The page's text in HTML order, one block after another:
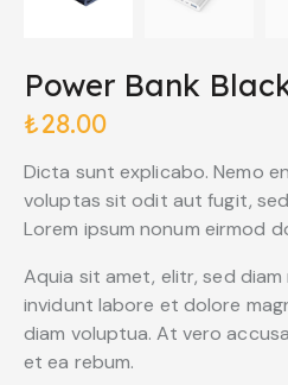
Power Bank
₺28.00
Dicta sunt explicabo. Nemo
voluptas sit odit aut fugit,
Lorem ipsum nonum eirmod
Aquia sit amet, elitr, sed
invidunt labore et dolore
diam voluptua. At vero
et ea rebum.